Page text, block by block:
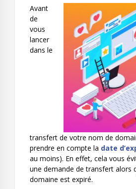
Avant
de
vous
lancer
dans le
transfert de votre nom de
prendre en compte la date
au moins). En effet, cela vous
une demande de transfert alors
domaine est expiré.